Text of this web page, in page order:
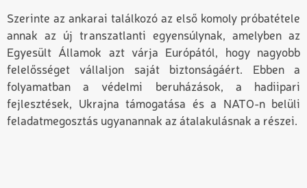
Szerinte az ankarai találkozó az első komoly próbatétele
annak az új transzatlanti egyensúlynak, amelyben az
Egyesült Államok azt várja Európától, hogy nagyobb
felelősséget vállaljon saját biztonságáért. Ebben a
folyamatban a védelmi beruházások, a hadiipari
fejlesztések, Ukrajna támogatása és a NATO-n belüli
feladatmegosztás ugyanannak az átalakulásnak a részei.